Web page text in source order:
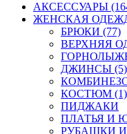
АКСЕССУАРЫ
ЖЕНСКАЯ
БРЮКИ (77)
ВЕРХНЯЯ
ДЖИНСЫ (5)
КОСТЮМ (1)
ПИДЖАКИ
ПЛАТЬЯ И
РУБАШКИ И